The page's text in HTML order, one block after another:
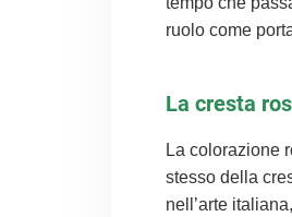
ruolo come
La cresta
La colorazione
stesso della
nell’arte